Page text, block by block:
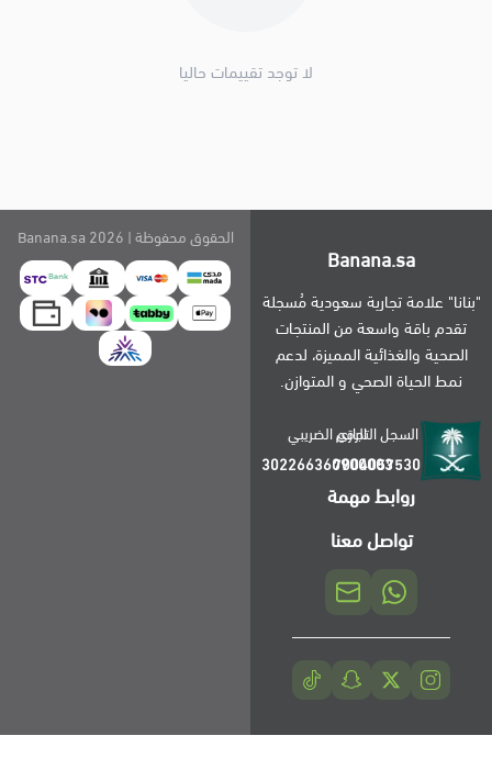
لا توجد تقييمات حاليا
Banana.sa
"بنانا" علامة تجارية سعودية مُسجلة
تقدم باقة واسعة من المنتجات
الصحية والغذائية المميزة، لدعم
نمط الحياة الصحي و المتوازن.
السجل التجاري
7004057530
الرقم الضريبي
302266360900003
روابط مهمة
تواصل معنا
الحقوق محفوظة | 2026 Banana.sa